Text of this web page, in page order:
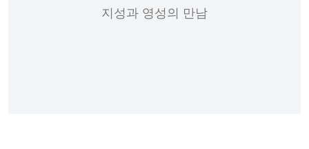
지성과 영성의 만남